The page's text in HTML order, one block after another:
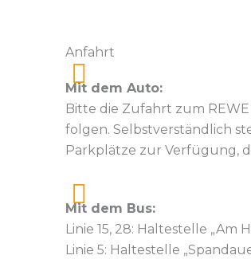
Anfahrt
Mit dem Auto:
Bitte die Zufahrt zum
folgen. Selbstverständlich
Parkplätze zur Verfügung,
Mit dem Bus:
Linie 15, 28: Haltestelle „Am
Linie 5: Haltestelle